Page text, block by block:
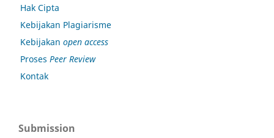
Hak Cipta
Kebijakan Plagiarisme
Kebijakan open access
Proses Peer Review
Kontak
Submission